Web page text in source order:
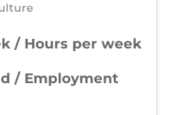
/ Hours per week
/ Employment